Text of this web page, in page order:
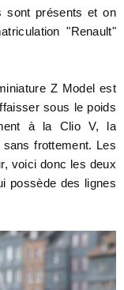
sont présents et on
"Renault"
Z Model est
sous le poids
à la Clio V, la
frottement. Les
voici donc les deux
possède des lignes